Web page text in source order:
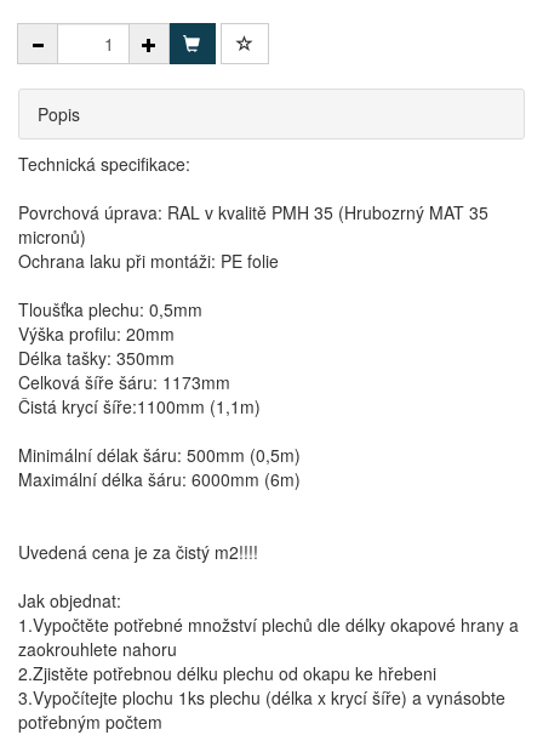
Popis
Technická specifikace:
Povrchová úprava: RAL v kvalitě PMH 35 (Hrubozrný MAT 35
micronů)
Ochrana laku při montáži: PE folie
Tloušťka plechu: 0,5mm
Výška profilu: 20mm
Délka tašky: 350mm
Celková šíře šáru: 1173mm
Čistá krycí šíře:1100mm (1,1m)
Minimální délak šáru: 500mm (0,5m)
Maximální délka šáru: 6000mm (6m)
Uvedená cena je za čistý m2!!!!
Jak objednat:
1.Vypočtěte potřebné množství plechů dle délky okapové hrany a
zaokrouhlete nahoru
2.Zjistěte potřebnou délku plechu od okapu ke hřebeni
3.Vypočítejte plochu 1ks plechu (délka x krycí šíře) a vynásobte
potřebným počtem